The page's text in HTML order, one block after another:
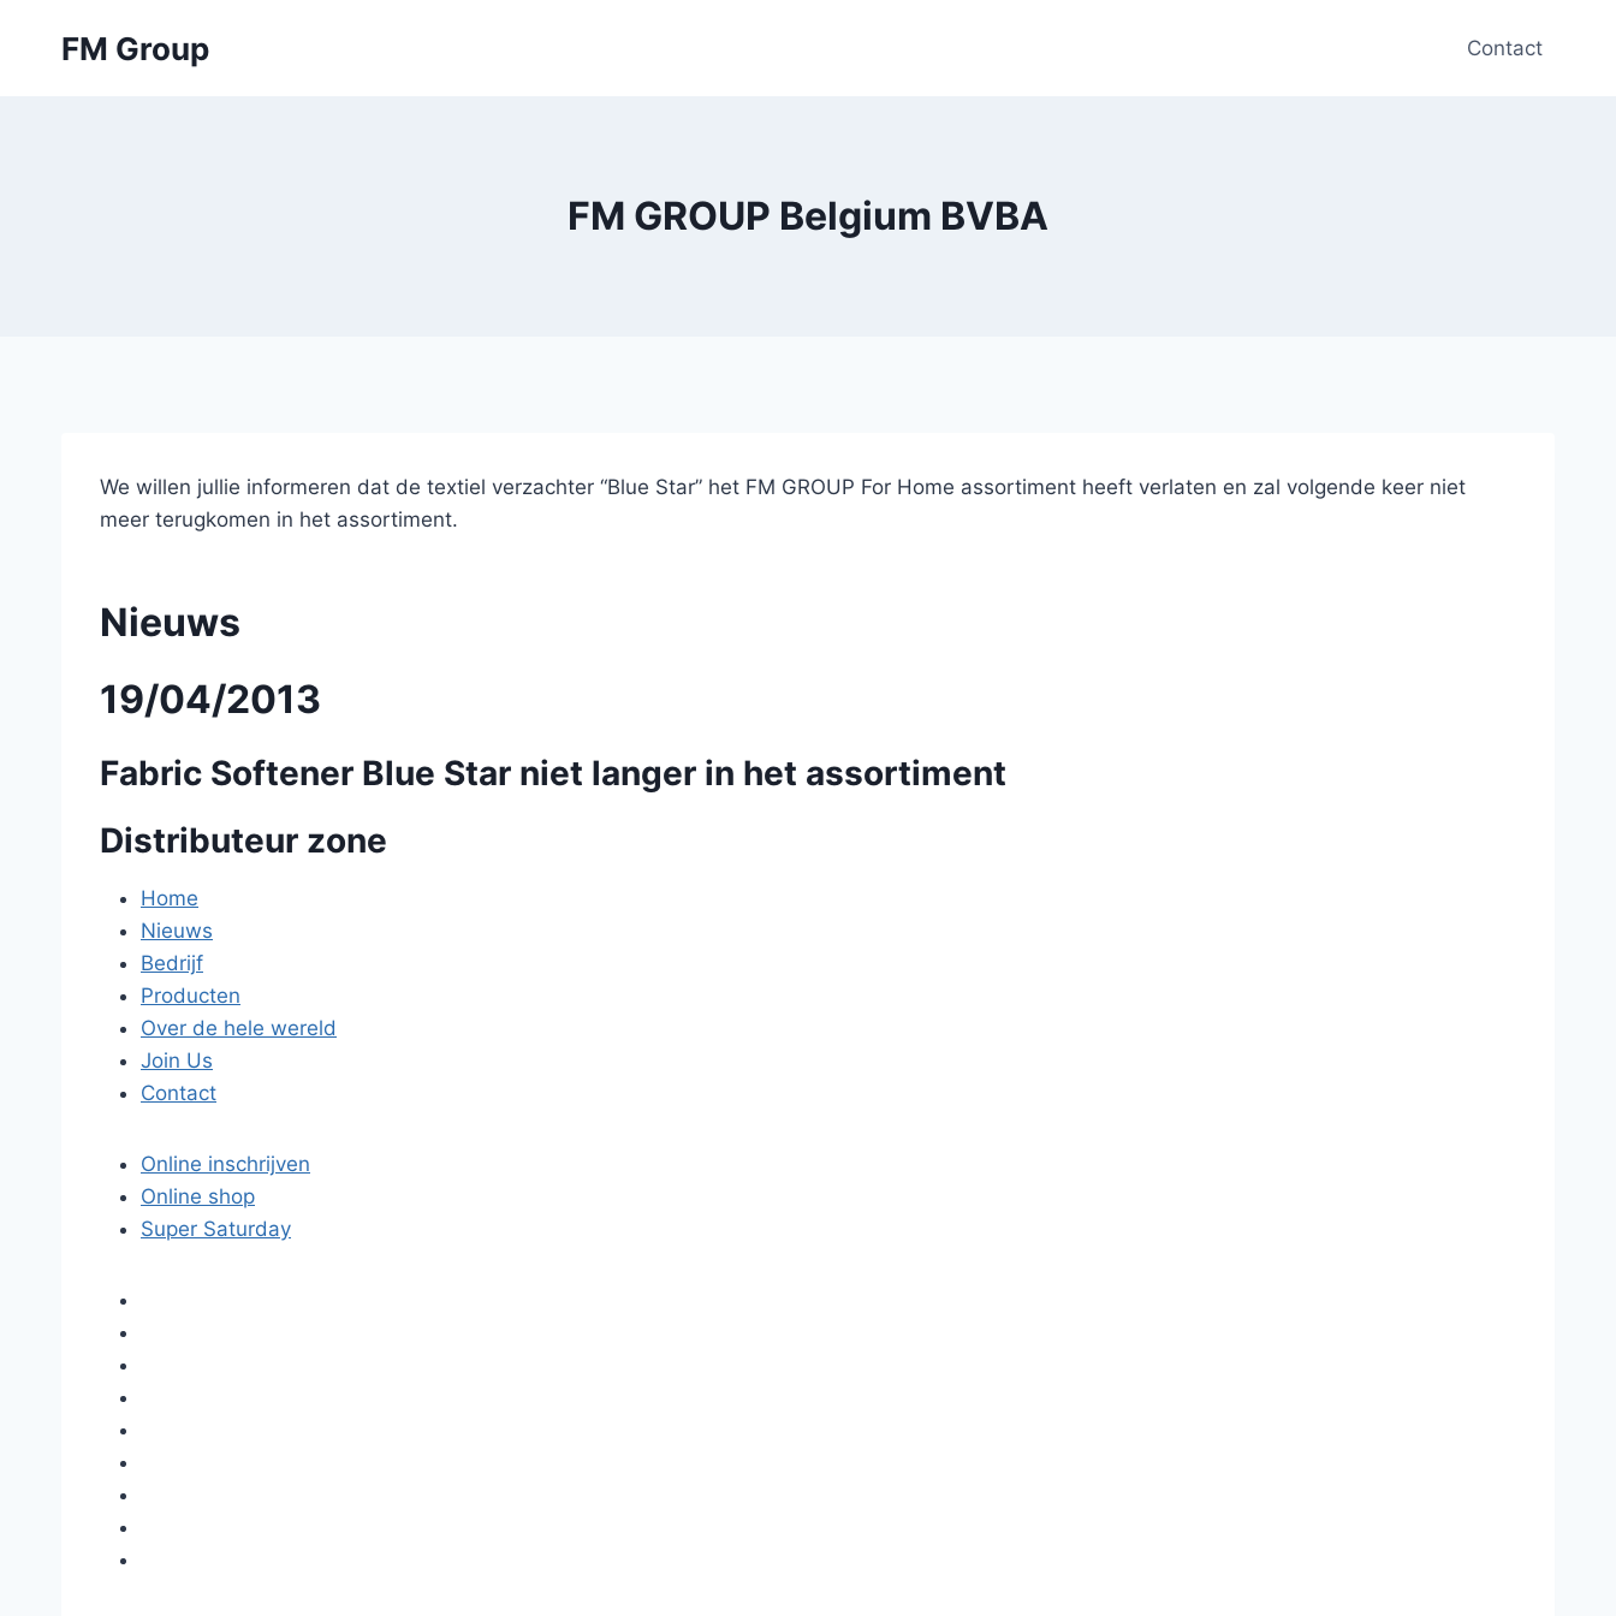
FM Group Contact
FM GROUP Belgium BVBA
We willen jullie informeren dat de textiel verzachter “Blue Star” het FM GROUP For Home assortiment heeft verlaten en zal volgende keer niet
meer terugkomen in het assortiment.
Nieuws
19/04/2013
Fabric Softener Blue Star niet langer in het assortiment
Distributeur zone
Home
Nieuws
Bedrijf
Producten
Over de hele wereld
Join Us
Contact
Online inschrijven
Online shop
Super Saturday